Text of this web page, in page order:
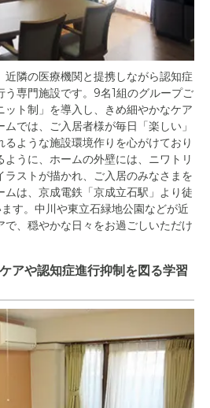
近隣の医療機関と提携しながら認知症
う専門施設です。9名1組のグループご
ット制」を導入し、きめ細やかなケア
では、ご入居者様が毎日「楽しい」
るような施設環境作りを心がけており
ように、ホームの外壁には、ニワトリ
ストが描かれ、ご入居のみなさまを
ムは、京成電鉄「京成立石駅」より徒
す。中川や東立石緑地公園などが近
で、穏やかな日々をお過ごしいただけ
アや認知症進行抑制を図る学習